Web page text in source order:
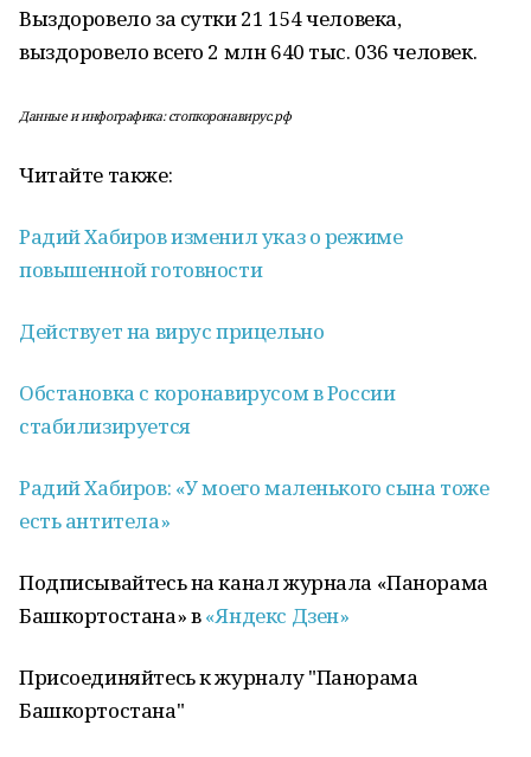
Выздоровело за сутки 21 154 человека,
выздоровело всего 2 млн 640 тыс. 036 человек.
Данные и инфографика: стопкоронавирус.рф
Читайте также:
Радий Хабиров изменил указ о режиме
повышенной готовности
Действует на вирус прицельно
Обстановка с коронавирусом в России
стабилизируется
Радий Хабиров: «У моего маленького сына тоже
есть антитела»
Подписывайтесь на канал журнала «Панорама
Башкортостана» в«Яндекс Дзен»
Присоединяйтесь к журналу "Панорама
Башкортостана"